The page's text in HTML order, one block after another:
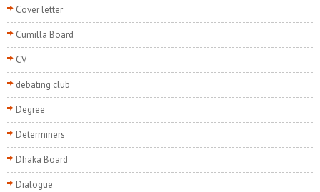
Cover letter
Cumilla Board
CV
debating club
Degree
Determiners
Dhaka Board
Dialogue